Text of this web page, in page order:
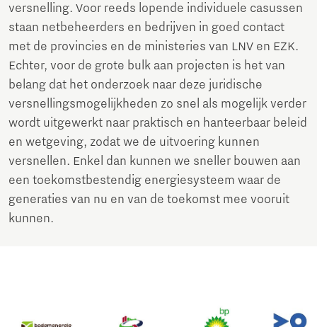
versnelling. Voor reeds lopende individuele casussen
staan netbeheerders en bedrijven in goed contact
met de provincies en de ministeries van LNV en EZK.
Echter, voor de grote bulk aan projecten is het van
belang dat het onderzoek naar deze juridische
versnellingsmogelijkheden zo snel als mogelijk verder
wordt uitgewerkt naar praktisch en hanteerbaar beleid
en wetgeving, zodat we de uitvoering kunnen
versnellen. Enkel dan kunnen we sneller bouwen aan
een toekomstbestendig energiesysteem waar de
generaties van nu en van de toekomst mee vooruit
kunnen.